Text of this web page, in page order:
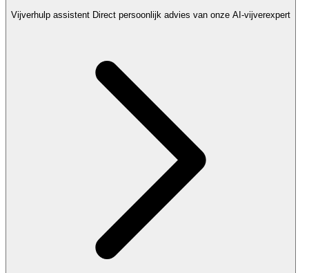
Vijverhulp assistent Direct persoonlijk advies van onze AI-vijverexpert